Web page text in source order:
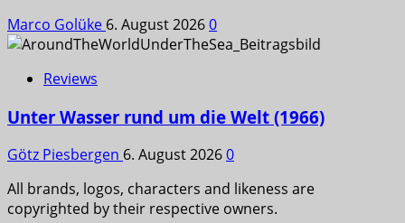
Marco Golüke 6. August 20260
Reviews
Unter Wasser rund um die Welt (1966)
Götz Piesbergen 6. August 20260
All brands, logos, characters and likeness are
copyrighted by their respective owners.